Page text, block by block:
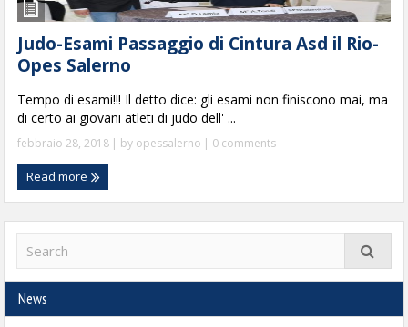
Judo-Esami Passaggio di Cintura Asd il Rio-
Opes Salerno
Tempo di esami!!! Il detto dice: gli esami non finiscono mai, ma
di certo ai giovani atleti di judo dell' ...
febbraio 28, 2018 | by opessalerno | 0 comments
Read more
News